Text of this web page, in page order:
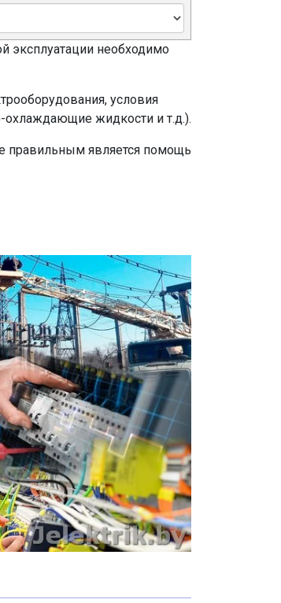
эксплуатации необходимо
условия
охлаждающие жидкости и т.д.).
правильным является помощь